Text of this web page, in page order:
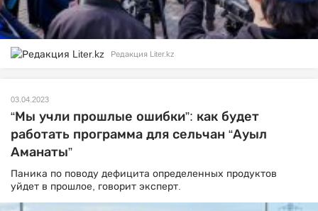
Редакция Liter.kz
03.04.2023
“Мы учли прошлые ошибки”: как будет
работать программа для сельчан “Ауыл
Аманаты”
Паника по поводу дефицита определенных продуктов
уйдет в прошлое, говорит эксперт.